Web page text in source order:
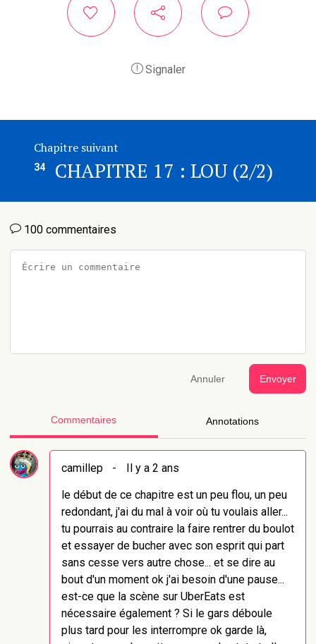
Signaler
Chapitre suivant
34 CHAPITRE 17 : LOU (2/2)
100 commentaires
Annuler Envoyer
Commentaires Annotations
camillep -
Il y a 2 ans
le début de ce chapitre est un peu flou, un peu
redondant, j'ai du mal à voir où tu voulais aller...
tu pourrais au contraire la faire rentrer du boulot
et essayer de bucher avec son esprit qui part
sans cesse vers autre chose... et se dire au
bout d'un moment ok j'ai besoin d'une pause...
est-ce que la scène sur UberEats est
nécessaire également ? Si le gars déboule
plus tard pour les interrompre ok garde là,